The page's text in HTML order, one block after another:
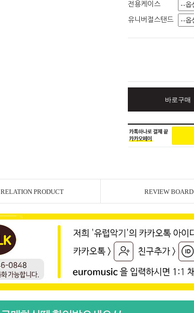
전용케이스
유니버절스탠드
바로구매
RELATION PRODUCT REVIEW BOARD